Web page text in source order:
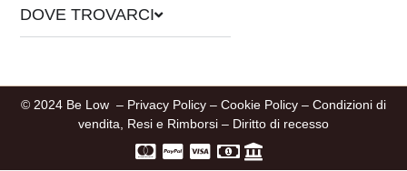
DOVE TROVARCI
© 2024 Be Low – Privacy Policy – Cookie Policy – Condizioni di
vendita, Resi e Rimborsi – Diritto di recesso